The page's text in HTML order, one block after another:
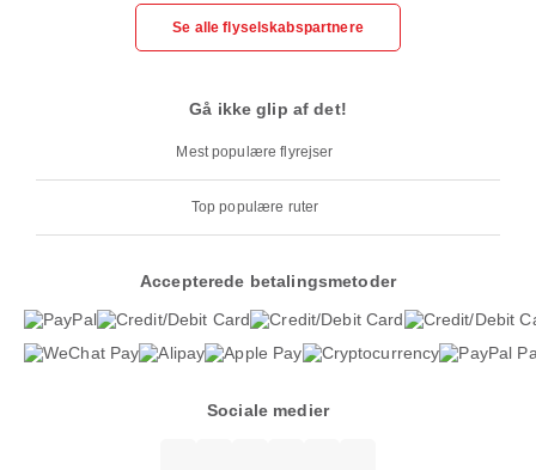
Se alle flyselskabspartnere
Gå ikke glip af det!
Mest populære flyrejser
Top populære ruter
Accepterede betalingsmetoder
Sociale medier